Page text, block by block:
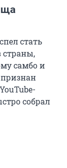
стать
страны,
самбо и
собрал